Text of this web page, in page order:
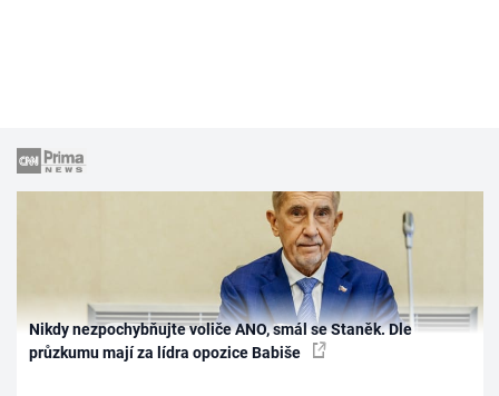
Nikdy nezpochybňujte voliče ANO, smál se Staněk. Dle
průzkumu mají za lídra opozice Babiše